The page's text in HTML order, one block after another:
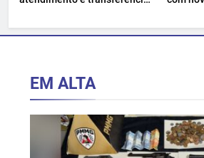
EM ALTA